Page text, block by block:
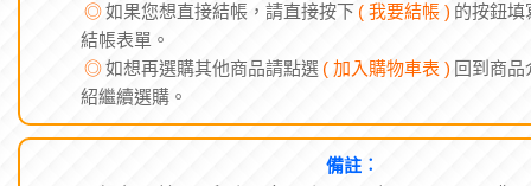
◎如果您想直接結帳，請直接按下 ( 我要結帳 ) 的按鈕填
結帳表單。
◎如想再選購其他商品請點選 ( 加入購物車表 ) 回到商品
紹繼續選購。
備註︰